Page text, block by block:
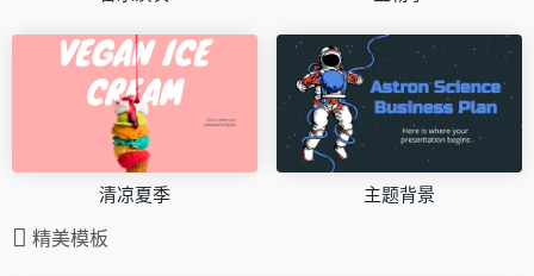
清凉夏季 主题背景
精美模板